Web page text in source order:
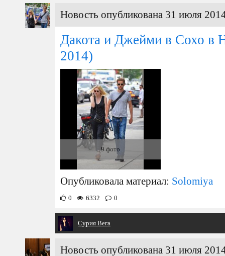
Новость опубликована 31 июля
Дакота и Джейми в Сохо в
2014)
9 фото
Опубликовала материал: Solomiya
0 6332 0
Cурия Вега
Новость опубликована 31 июля